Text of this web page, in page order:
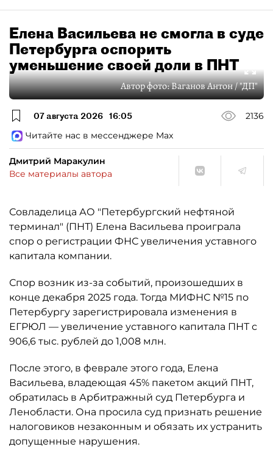
Елена Васильева не смогла в суде
Петербурга оспорить
уменьшение своей доли в ПНТ
Автор фото:Ваганов Антон / "ДП"
07 августа 2026 16:05
2136
Читайте нас в мессенджере Max
Дмитрий Маракулин
Все материалы автора
Совладелица АО "Петербургский нефтяной
терминал" (ПНТ) Елена Васильева проиграла
спор о регистрации ФНС увеличения уставного
капитала компании.
Спор возник из-за событий, произошедших в
конце декабря 2025 года. Тогда МИФНС №15 по
Петербургу зарегистрировала изменения в
ЕГРЮЛ — увеличение уставного капитала ПНТ с
906,6 тыс. рублей до 1,008 млн.
После этого, в феврале этого года, Елена
Васильева, владеющая 45% пакетом акций ПНТ,
обратилась в Арбитражный суд Петербурга и
Ленобласти. Она просила суд признать решение
налоговиков незаконным и обязать их устранить
допущенные нарушения.